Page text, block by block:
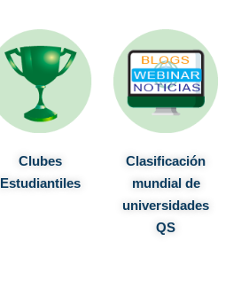
Clubes
Estudiantiles
Clasificación
mundial de
universidades
QS